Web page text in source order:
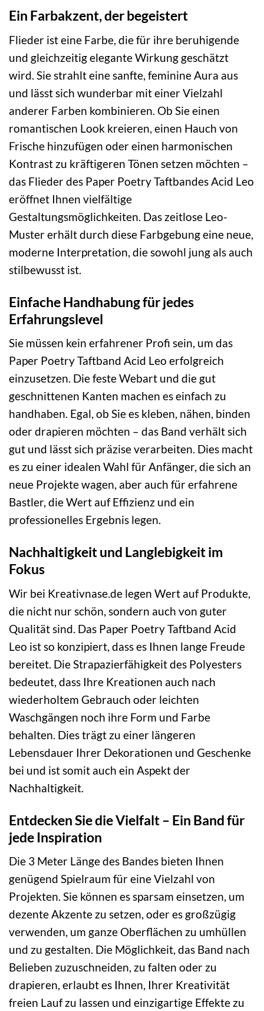
Ein Farbakzent, der begeistert
Flieder ist eine Farbe, die für ihre beruhigende
und gleichzeitig elegante Wirkung geschätzt
wird. Sie strahlt eine sanfte, feminine Aura aus
und lässt sich wunderbar mit einer Vielzahl
anderer Farben kombinieren. Ob Sie einen
romantischen Look kreieren, einen Hauch von
Frische hinzufügen oder einen harmonischen
Kontrast zu kräftigeren Tönen setzen möchten –
das Flieder des Paper Poetry Taftbandes Acid Leo
eröffnet Ihnen vielfältige
Gestaltungsmöglichkeiten. Das zeitlose Leo-
Muster erhält durch diese Farbgebung eine neue,
moderne Interpretation, die sowohl jung als auch
stilbewusst ist.
Einfache Handhabung für jedes
Erfahrungslevel
Sie müssen kein erfahrener Profi sein, um das
Paper Poetry Taftband Acid Leo erfolgreich
einzusetzen. Die feste Webart und die gut
geschnittenen Kanten machen es einfach zu
handhaben. Egal, ob Sie es kleben, nähen, binden
oder drapieren möchten – das Band verhält sich
gut und lässt sich präzise verarbeiten. Dies macht
es zu einer idealen Wahl für Anfänger, die sich an
neue Projekte wagen, aber auch für erfahrene
Bastler, die Wert auf Effizienz und ein
professionelles Ergebnis legen.
Nachhaltigkeit und Langlebigkeit im
Fokus
Wir bei Kreativnase.de legen Wert auf Produkte,
die nicht nur schön, sondern auch von guter
Qualität sind. Das Paper Poetry Taftband Acid
Leo ist so konzipiert, dass es Ihnen lange Freude
bereitet. Die Strapazierfähigkeit des Polyesters
bedeutet, dass Ihre Kreationen auch nach
wiederholtem Gebrauch oder leichten
Waschgängen noch ihre Form und Farbe
behalten. Dies trägt zu einer längeren
Lebensdauer Ihrer Dekorationen und Geschenke
bei und ist somit auch ein Aspekt der
Nachhaltigkeit.
Entdecken Sie die Vielfalt – Ein Band für
jede Inspiration
Die 3 Meter Länge des Bandes bieten Ihnen
genügend Spielraum für eine Vielzahl von
Projekten. Sie können es sparsam einsetzen, um
dezente Akzente zu setzen, oder es großzügig
verwenden, um ganze Oberflächen zu umhüllen
und zu gestalten. Die Möglichkeit, das Band nach
Belieben zuzuschneiden, zu falten oder zu
drapieren, erlaubt es Ihnen, Ihrer Kreativität
freien Lauf zu lassen und einzigartige Effekte zu